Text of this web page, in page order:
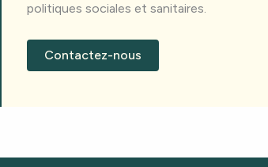
politiques sociales et sanitaires.
Contactez-nous